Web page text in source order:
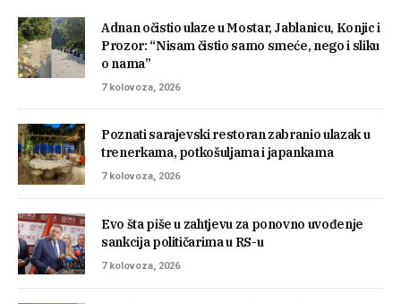
Adnan očistio ulaze u Mostar, Jablanicu, Konjic i
Prozor: “Nisam čistio samo smeće, nego i sliku
o nama”
7 kolovoza, 2026
Poznati sarajevski restoran zabranio ulazak u
trenerkama, potkošuljama i japankama
7 kolovoza, 2026
Evo šta piše u zahtjevu za ponovno uvođenje
sankcija političarima u RS-u
7 kolovoza, 2026